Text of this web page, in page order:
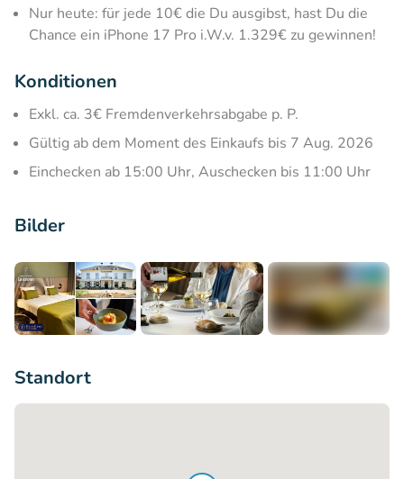
Nur heute: für jede 10€ die Du ausgibst, hast Du die
Chance ein iPhone 17 Pro i.W.v. 1.329€ zu gewinnen!
Konditionen
Exkl. ca. 3€ Fremdenverkehrsabgabe p. P.
Gültig ab dem Moment des Einkaufs bis 7 Aug. 2026
Einchecken ab 15:00 Uhr, Auschecken bis 11:00 Uhr
Bilder
Standort